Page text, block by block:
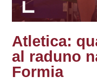
Atletica:
al raduno
Formia